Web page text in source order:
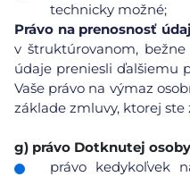
technicky možné;
Právo na prenosnosť
v štruktúrovanom,
údaje preniesli ďalšiemu
Vaše právo na výmaz
základe zmluvy, ktorej
g) právo Dotknutej
právo kedykoľvek